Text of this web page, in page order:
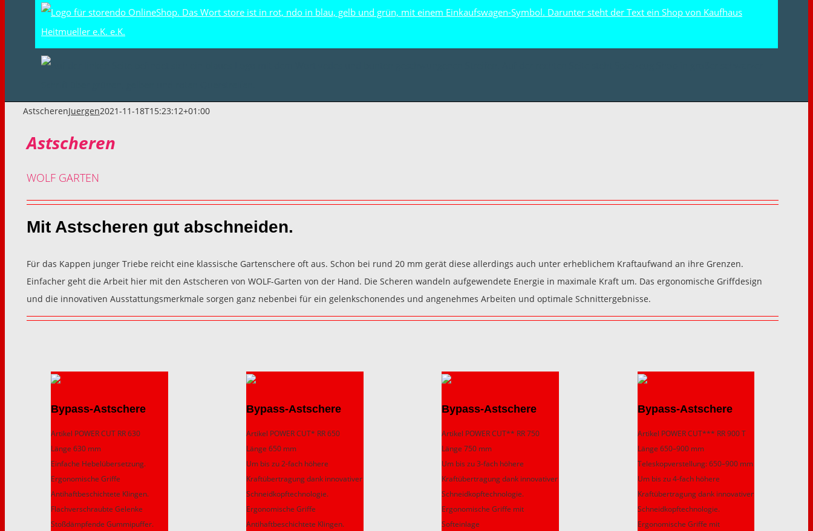
AstscherenJuergen2021-11-18T15:23:12+01:00
Astscheren
WOLF GARTEN
Mit Astscheren gut abschneiden.
Für das Kappen junger Triebe reicht eine klassische Gartenschere oft aus. Schon bei rund 20 mm gerät diese allerdings auch unter erheblichem Kraftaufwand an ihre Grenzen.
Einfacher geht die Arbeit hier mit den Astscheren von WOLF-Garten von der Hand. Die Scheren wandeln aufgewendete Energie in maximale Kraft um. Das ergonomische Griffdesign
und die innovativen Ausstattungsmerkmale sorgen ganz nebenbei für ein gelenkschonendes und angenehmes Arbeiten und optimale Schnittergebnisse.
Bypass-Astschere
Artikel POWER CUT RR 630
Länge 630 mm
Einfache Hebelübersetzung.
Ergonomische Griffe
Antihaftbeschichtete Klingen.
Flachverschraubte Gelenke
Stoßdämpfende Gummipuffer.
Bypass-Astschere
Artikel POWER CUT* RR 650
Länge 650 mm
Um bis zu 2-fach höhere
Kraftübertragung dank innovativer
Schneidkopftechnologie.
Ergonomische Griffe
Antihaftbeschichtete Klingen.
Bypass-Astschere
Artikel POWER CUT** RR 750
Länge 750 mm
Um bis zu 3-fach höhere
Kraftübertragung dank innovativer
Schneidkopftechnologie.
Ergonomische Griffe mit
Softeinlage
Bypass-Astschere
Artikel POWER CUT*** RR 900 T
Länge 650–900 mm
Teleskopverstellung: 650–900 mm
Um bis zu 4-fach höhere
Kraftübertragung dank innovativer
Schneidkopftechnologie.
Ergonomische Griffe mit